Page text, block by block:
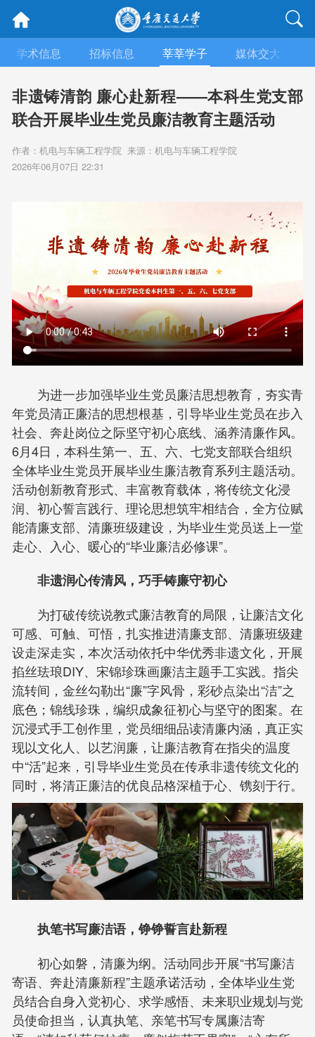
学术信息 招标信息 莘莘学子 媒体交大
非遗铸清韵 廉心赴新程——本科生党支部
联合开展毕业生党员廉洁教育主题活动
作者：机电与车辆工程学院 来源：机电与车辆工程学院
2026年06月07日 22:31
为进一步加强毕业生党员廉洁思想教育，夯实青
年党员清正廉洁的思想根基，引导毕业生党员在步入
社会、奔赴岗位之际坚守初心底线、涵养清廉作风。
6月4日，本科生第一、五、六、七党支部联合组织
全体毕业生党员开展毕业生廉洁教育系列主题活动。
活动创新教育形式、丰富教育载体，将传统文化浸
润、初心誓言践行、理论思想筑牢相结合，全方位赋
能清廉支部、清廉班级建设，为毕业生党员送上一堂
走心、入心、暖心的“毕业廉洁必修课”。
非遗润心传清风，巧手铸廉守初心
为打破传统说教式廉洁教育的局限，让廉洁文化
可感、可触、可悟，扎实推进清廉支部、清廉班级建
设走深走实，本次活动依托中华优秀非遗文化，开展
掐丝珐琅DIY、宋锦珍珠画廉洁主题手工实践。指尖
流转间，金丝勾勒出“廉”字风骨，彩砂点染出“洁”之
底色；锦线珍珠，编织成象征初心与坚守的图案。在
沉浸式手工创作里，党员细细品读清廉内涵，真正实
现以文化人、以艺润廉，让廉洁教育在指尖的温度
中“活”起来，引导毕业生党员在传承非遗传统文化的
同时，将清正廉洁的优良品格深植于心、镌刻于行。
执笔书写廉洁语，铮铮誓言赴新程
初心如磐，清廉为纲。活动同步开展“书写廉洁
寄语、奔赴清廉新程”主题承诺活动，全体毕业生党
员结合自身入党初心、求学感悟、未来职业规划与党
员使命担当，认真执笔、亲笔书写专属廉洁寄